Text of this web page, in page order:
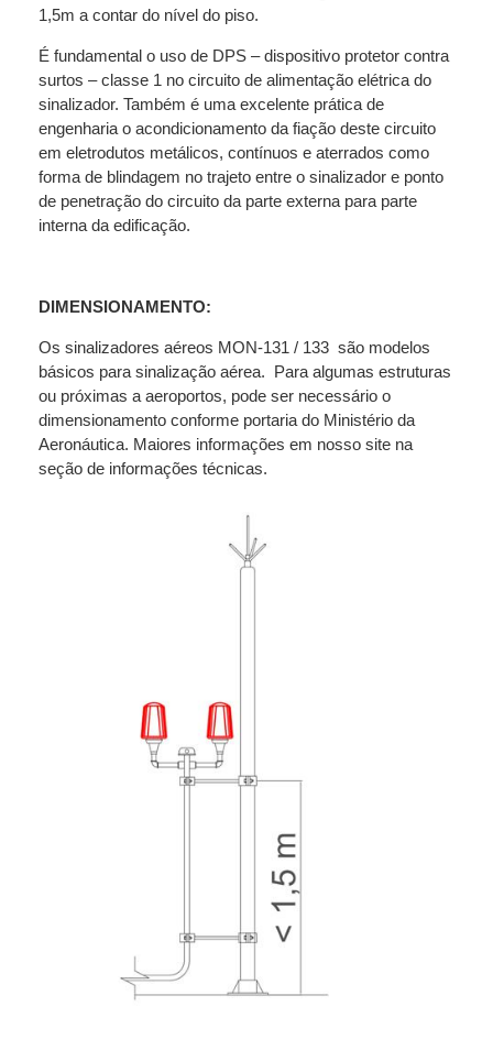
1,5m a contar do nível do piso.
É fundamental o uso de DPS – dispositivo protetor contra
surtos – classe 1 no circuito de alimentação elétrica do
sinalizador. Também é uma excelente prática de
engenharia o acondicionamento da fiação deste circuito
em eletrodutos metálicos, contínuos e aterrados como
forma de blindagem no trajeto entre o sinalizador e ponto
de penetração do circuito da parte externa para parte
interna da edificação.
DIMENSIONAMENTO:
Os sinalizadores aéreos MON-131 / 133 são modelos
básicos para sinalização aérea. Para algumas estruturas
ou próximas a aeroportos, pode ser necessário o
dimensionamento conforme portaria do Ministério da
Aeronáutica. Maiores informações em nosso site na
seção de informações técnicas.